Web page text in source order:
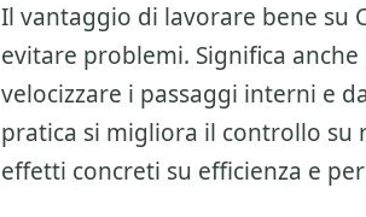
Il vantaggio di lavorare bene su
evitare problemi. Significa
velocizzare i passaggi interni e
pratica si migliora il controllo su
effetti concreti su efficienza e